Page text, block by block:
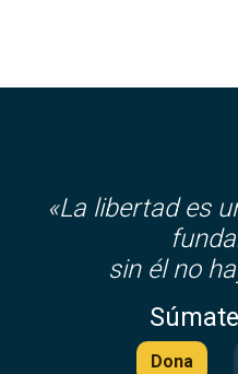
«La libertad es
sin él no
Dona